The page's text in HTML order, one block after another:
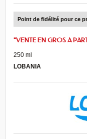
Point de fidélité pour ce
"VENTE EN GROS A
250 ml
LOBANIA